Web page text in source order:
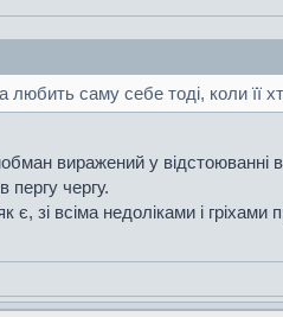
саму себе тоді, коли її
виражений у відстоюванні
пергу чергу.
є, зі всіма недоліками і гріхами